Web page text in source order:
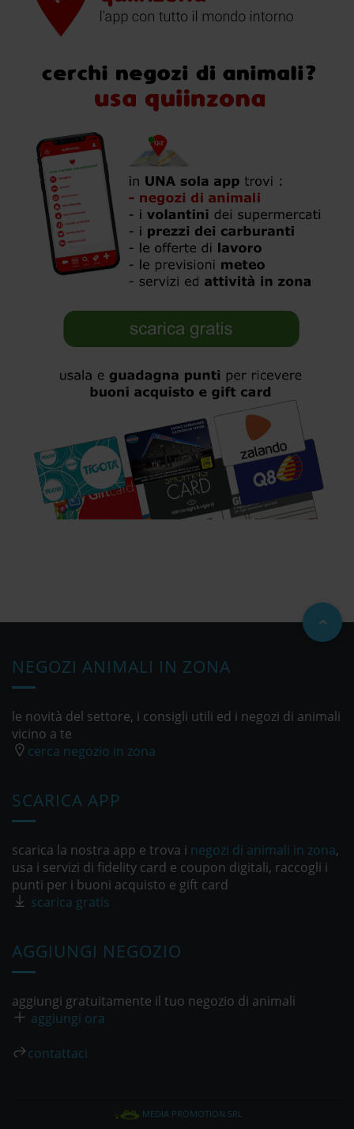
NEGOZI ANIMALI IN ZONA
le novità del settore, i consigli utili ed i negozi di animali
vicino a te
cerca negozio in zona
SCARICA APP
scarica la nostra app e trova i negozi di animali in zona,
usa i servizi di fidelity card e coupon digitali, raccogli i
punti per i buoni acquisto e gift card
scarica gratis
AGGIUNGI NEGOZIO
aggiungi gratuitamente il tuo negozio di animali
aggiungi ora
contattaci
MEDIA PROMOTION SRL